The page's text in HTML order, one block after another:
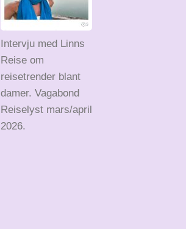
Intervju med Linns
Reise om
reisetrender blant
damer. Vagabond
Reiselyst mars/april
2026.